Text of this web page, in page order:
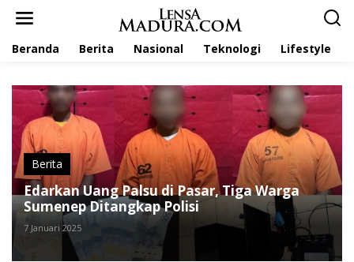
Beranda Berita Nasional Teknologi Lifestyle
Berita
Edarkan Uang Palsu di Pasar, Tiga Warga
Sumenep Ditangkap Polisi
7 Januari 2025